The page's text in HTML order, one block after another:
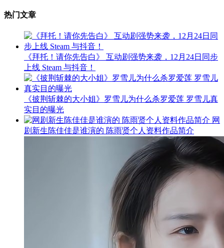
热门文章
《拜托！请你先告白》 互动剧强势来袭，12月24日同步
上线 Steam 与抖音！
《披荆斩棘的大小姐》罗雪儿为什么杀罗爱莲 罗雪儿真
实目的曝光
网
剧新生陈佳佳是谁演的 陈雨贤个人资料作品简介